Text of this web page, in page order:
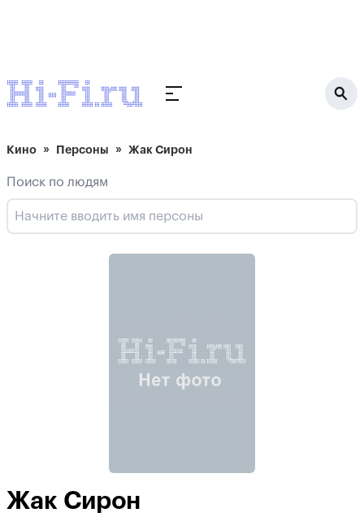
Кино Персоны Жак Сирон
Поиск по людям
Жак Сирон